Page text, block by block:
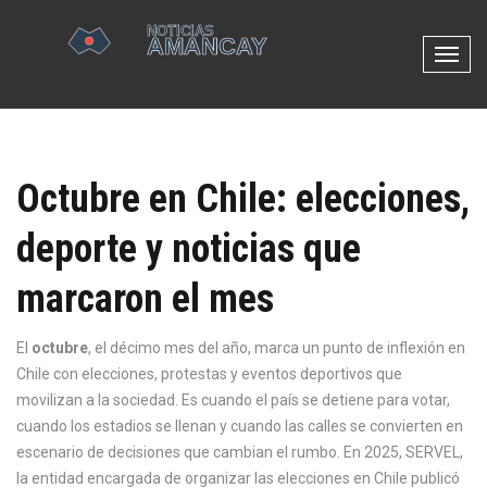
N
v
a
c
e
a
l
a
n
Octubre en Chile: elecciones,
deporte y noticias que
marcaron el mes
El octubre, el décimo mes del año, marca un punto de inflexión en
Chile con elecciones, protestas y eventos deportivos que
movilizan a la sociedad
. Es cuando el país se detiene para votar,
cuando los estadios se llenan y cuando las calles se convierten en
escenario de decisiones que cambian el rumbo. En 2025, SERVEL ,
la entidad encargada de organizar las elecciones en Chile publicó